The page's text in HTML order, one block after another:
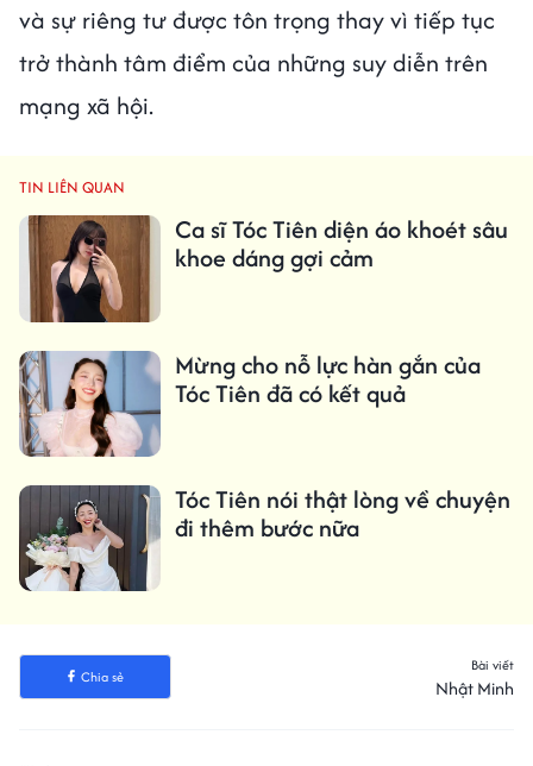
và sự riêng tư được tôn trọng thay vì tiếp tục
trở thành tâm điểm của những suy diễn trên
mạng xã hội.
TIN LIÊN QUAN
Ca sĩ Tóc Tiên diện áo khoét sâu
khoe dáng gợi cảm
Mừng cho nỗ lực hàn gắn của
Tóc Tiên đã có kết quả
Tóc Tiên nói thật lòng về chuyện
đi thêm bước nữa
Chia sẻ
Bài viết
Nhật Minh